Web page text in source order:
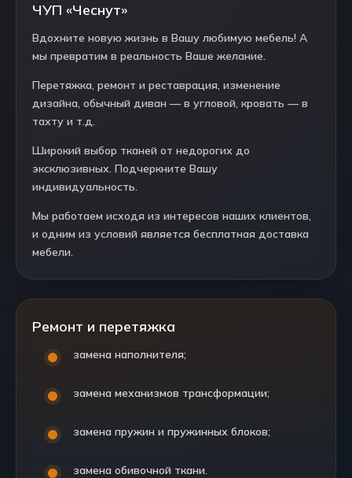
ЧУП «Чеснут»
Вдохните новую жизнь в Вашу любимую мебель! А
мы превратим в реальность Ваше желание.
Перетяжка, ремонт и реставрация, изменение
дизайна, обычный диван — в угловой, кровать — в
тахту и т.д.
Широкий выбор тканей от недорогих до
эксклюзивных. Подчеркните Вашу
индивидуальность.
Мы работаем исходя из интересов наших клиентов,
и одним из условий является бесплатная доставка
мебели.
Ремонт и перетяжка
замена наполнителя;
замена механизмов трансформации;
замена пружин и пружинных блоков;
замена обивочной ткани.